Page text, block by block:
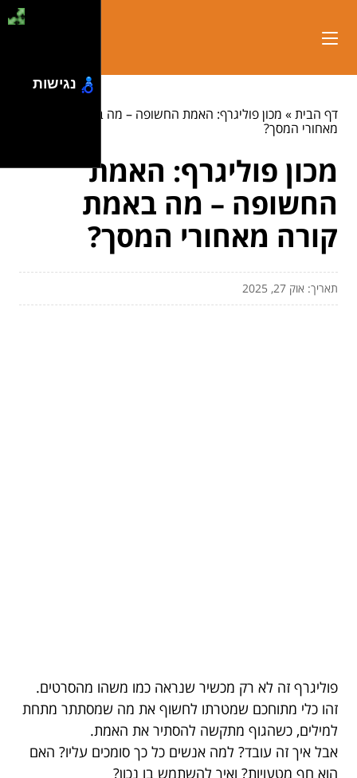
דף הבית» מכון פוליגרף: האמת החשופה – מה באמת קורה
מאחורי המסך?
מכון פוליגרף: האמת
החשופה – מה באמת
קורה מאחורי המסך?
תאריך: אוק 27, 2025
פוליגרף זה לא רק מכשיר שנראה כמו משהו מהסרטים.
זהו כלי מתוחכם שמטרתו לחשוף את מה שמסתתר מתחת
למילים, כשהגוף מתקשה להסתיר את האמת.
אבל איך זה עובד? למה אנשים כל כך סומכים עליו? האם
הוא חף מטעויות? ואיך להשתמש בו נכון?
נגישות